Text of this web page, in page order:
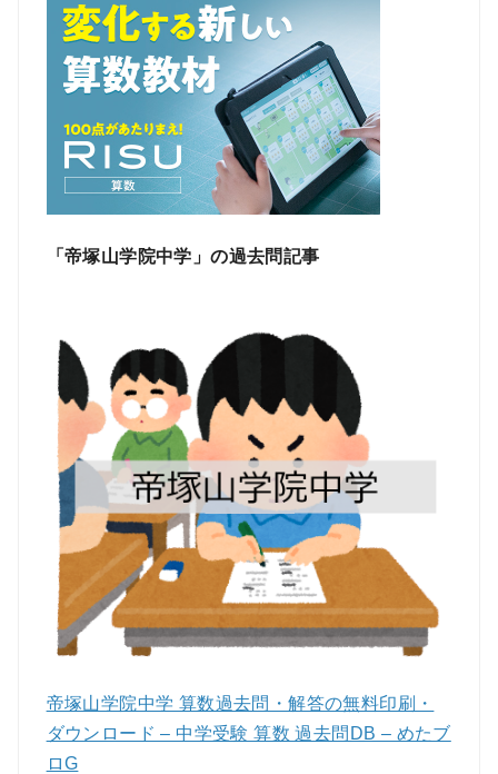
「帝塚山学院中学」の過去問記事
帝塚山学院中学 算数過去問・解答の無料印刷・
ダウンロード – 中学受験 算数 過去問DB – めたブ
ロG